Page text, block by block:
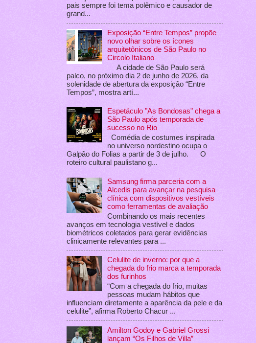
pais sempre foi tema polêmico e causador de
grand...
Exposição “Entre Tempos” propõe
novo olhar sobre os ícones
arquitetônicos de São Paulo no
Circolo Italiano
A cidade de São Paulo será
palco, no próximo dia 2 de junho de 2026, da
solenidade de abertura da exposição “Entre
Tempos”, mostra artí...
Espetáculo "As Bondosas" chega a
São Paulo após temporada de
sucesso no Rio
Comédia de costumes inspirada
no universo nordestino ocupa o
Galpão do Folias a partir de 3 de julho. O
roteiro cultural paulistano g...
Samsung firma parceria com a
Alcedis para avançar na pesquisa
clínica com dispositivos vestíveis
como ferramentas de avaliação
Combinando os mais recentes
avanços em tecnologia vestível e dados
biométricos coletados para gerar evidências
clinicamente relevantes para ...
Celulite de inverno: por que a
chegada do frio marca a temporada
dos furinhos
“Com a chegada do frio, muitas
pessoas mudam hábitos que
influenciam diretamente a aparência da pele e da
celulite”, afirma Roberto Chacur ...
Amilton Godoy e Gabriel Grossi
lançam “Os Filhos de Villa”